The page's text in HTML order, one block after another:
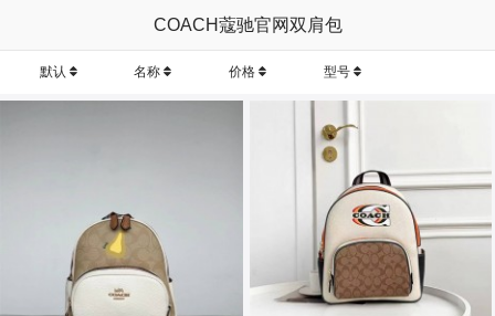
COACH蔻驰官网双肩包
默认 名称 价格 型号